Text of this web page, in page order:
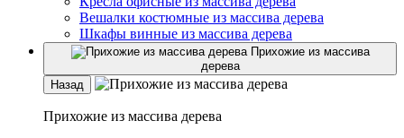
Вешалки костюмные из массива дерева
Шкафы винные из массива дерева
Прихожие из массива
дерева
Назад
Прихожие из массива дерева